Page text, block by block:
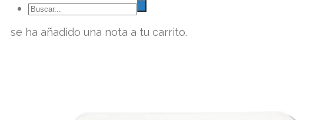
se ha añadido una nota a tu carrito.